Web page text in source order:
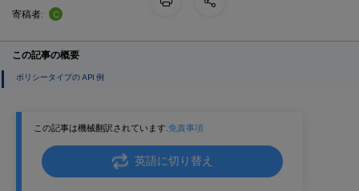
この記事は機械翻訳されています.免責事項
英語に切り替え
寄稿者:
C
この記事の概要
ポリシータイプの API 例